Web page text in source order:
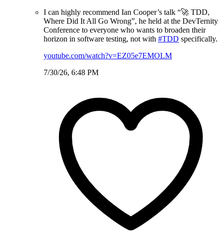
I can highly recommend Ian Cooper’s talk “🚀 TDD,
Where Did It All Go Wrong”, he held at the DevTernity
Conference to everyone who wants to broaden their
horizon in software testing, not with #TDD specifically.
youtube.com/watch?v=EZ05e7EMOLM
7/30/26, 6:48 PM